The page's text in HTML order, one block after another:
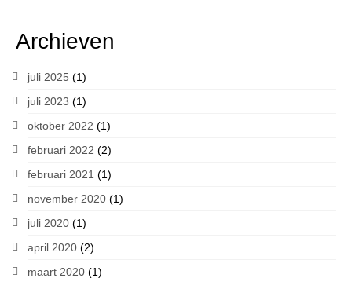
Archieven
juli 2025 (1)
juli 2023 (1)
oktober 2022 (1)
februari 2022 (2)
februari 2021 (1)
november 2020 (1)
juli 2020 (1)
april 2020 (2)
maart 2020 (1)